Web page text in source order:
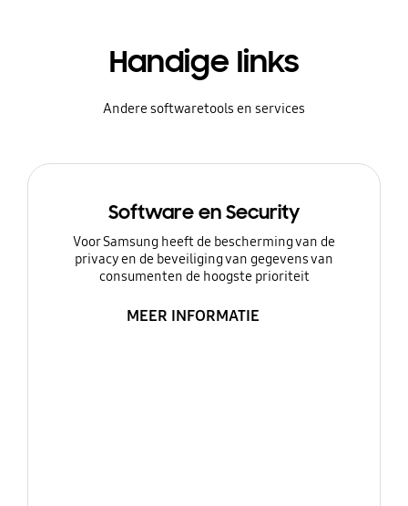
Handige links
Andere softwaretools en services
Software en Security
Voor Samsung heeft de bescherming van de
privacy en de beveiliging van gegevens van
consumenten de hoogste prioriteit
MEER INFORMATIE